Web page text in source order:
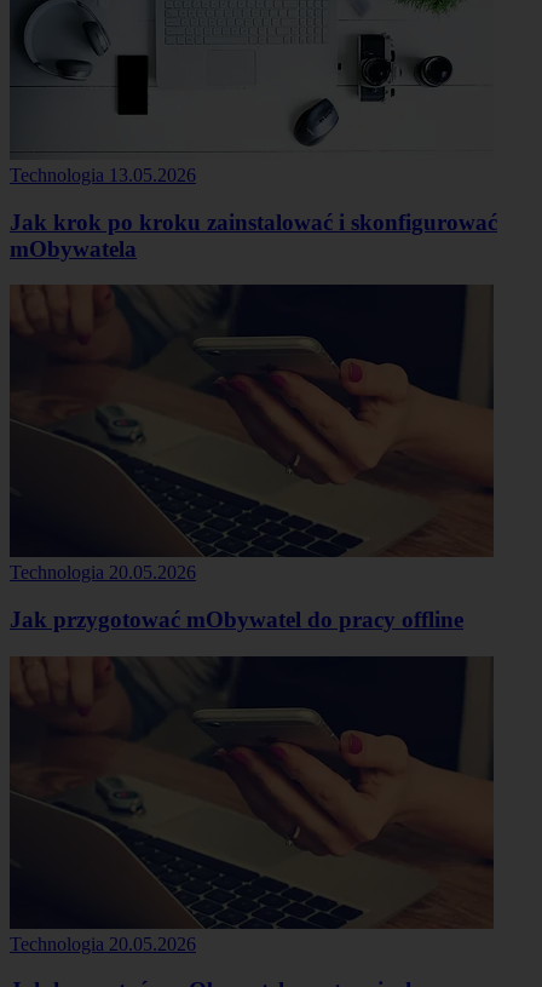
Technologia 13.05.2026
Jak krok po kroku zainstalować i skonfigurować
mObywatela
Technologia 20.05.2026
Jak przygotować mObywatel do pracy offline
Technologia 20.05.2026